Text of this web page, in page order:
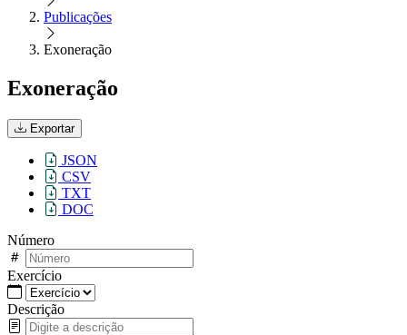
Publicações
Exoneração
Exoneração
Exportar
JSON
CSV
TXT
DOC
Número
Exercício
Descrição